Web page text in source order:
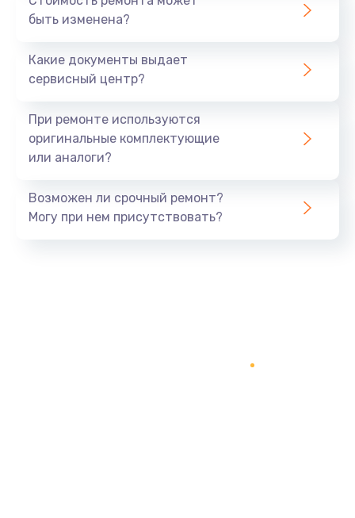
Очень тихо играет
800 руб.
Замена кнопок
быть изменена?
Какие документы выдает
сервисный центр?
При ремонте используются
оригинальные комплектующие
или аналоги?
Возможен ли срочный ремонт?
Могу при нем присутствовать?